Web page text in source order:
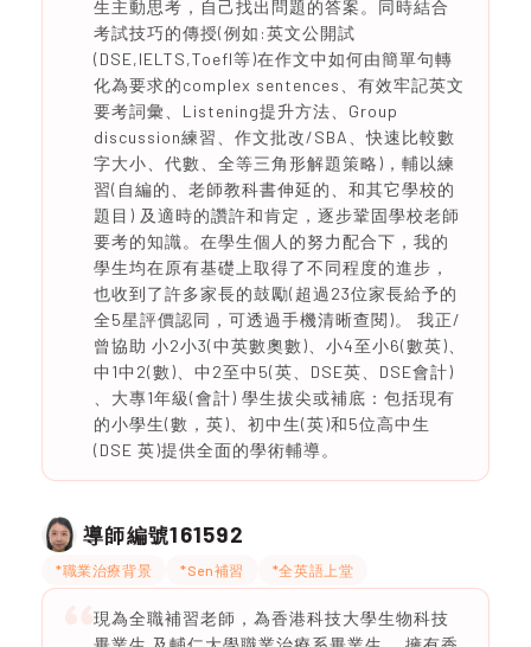
生主動思考，自己找出問題的答案。同時結合
考試技巧的傳授(例如:英文公開試
(DSE,IELTS,Toefl等)在作文中如何由簡單句轉
化為要求的complex sentences、有效牢記英文
要考詞彙、Listening提升方法、Group
discussion練習、作文批改/SBA、快速比較數
字大小、代數、全等三角形解題策略)，輔以練
習(自編的、老師教科書伸延的、和其它學校的
題目) 及適時的讚許和肯定，逐步鞏固學校老師
要考的知識。在學生個人的努力配合下，我的
學生均在原有基礎上取得了不同程度的進步，
也收到了許多家長的鼓勵(超過23位家長給予的
全5星評價認同，可透過手機清晰查閱)。 我正/
曾協助 小2小3(中英數奧數)、小4至小6(數英)、
中1中2(數)、中2至中5(英、DSE英、DSE會計)
、大專1年級(會計) 學生拔尖或補底：包括現有
的小學生(數，英)、初中生(英)和5位高中生
(DSE 英)提供全面的學術輔導。
導師編號161592
*職業治療背景 *Sen補習 *全英語上堂
現為全職補習老師，為香港科技大學生物科技